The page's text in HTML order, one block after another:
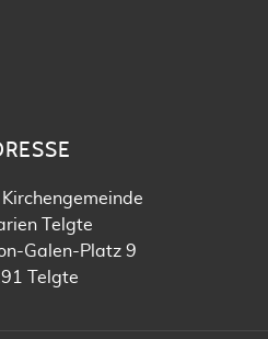
Telgte
Galen-Platz 9
Telgte